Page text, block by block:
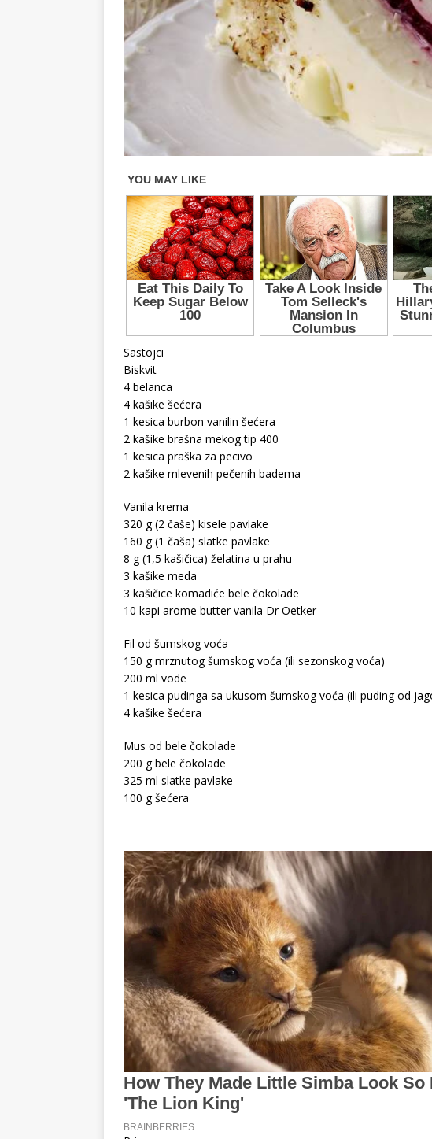
Sastojci
Biskvit
4 belanca
4 kašike šećera
1 kesica burbon vanilin šećera
2 kašike brašna mekog tip 400
1 kesica praška za pecivo
2 kašike mlevenih pečenih badema
Vanila krema
320 g (2 čaše) kisele pavlake
160 g (1 čaša) slatke pavlake
8 g (1,5 kašičica) želatina u prahu
3 kašike meda
3 kašičice komadiće bele čokolade
10 kapi arome butter vanila Dr Oetker
Fil od šumskog voća
150 g mrznutog šumskog voća (ili sezonskog voća)
200 ml vode
1 kesica pudinga sa ukusom šumskog voća (ili puding od
4 kašike šećera
Mus od bele čokolade
200 g bele čokolade
325 ml slatke pavlake
100 g šećera